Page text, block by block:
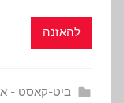
להאזנה
ביט-קאסט -